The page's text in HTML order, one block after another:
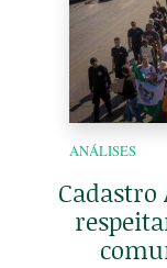
ANÁLISES